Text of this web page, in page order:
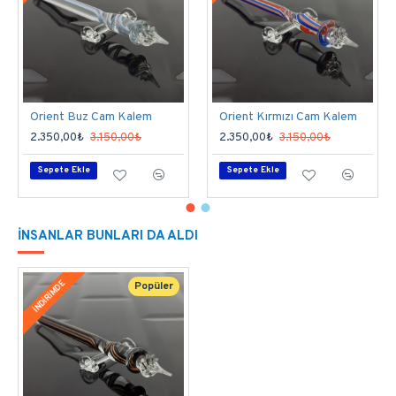
kalemi.
Kalemlerimizin uçlarını özel bir teknikle
hazırlarız; kalem uçları, son derece yumuşaktır ve
muhteşem bir yazım kalitesine sahiptir.
Her iki el için de kullanımı çok rahattır. Tutuş için
ideal ağırlıktadır.
Kalem boyu 14-16 cm olup, gövde çapı 6-8
kalemin uç ölçüsü değişir. Siparişinizi
oluştururken not kısmına ince, kalın ya da orta uç
seçiminizi iletebilirsiniz.
Rengi şeffaf gövde içine simli turuncudur.
Orient Buz Cam Kalem
2.350,00₺ 3.150,00₺
Sepete Ekle
Orient Kırmızı Cam Kalem
2.350,00₺ 3.150,00₺
Sepete Ekle
İNSANLAR BUNLARI DA ALDI
Popüler
İNDİRİMDE